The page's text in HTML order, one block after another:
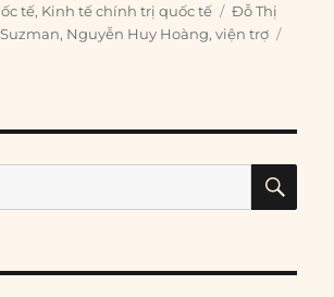
tế, Kinh tế chính trị quốc tế Tags
Đỗ Thị
, Nguyễn Huy Hoàng,viện trợ